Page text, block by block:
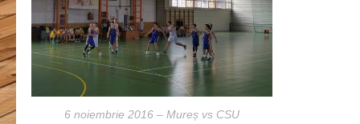
6 noiembrie 2016 – Mureș vs CSU